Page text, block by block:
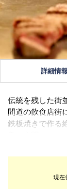
現在
詳細情報
伝統を残した街
間道の飲食店街
鉄板焼きで作る
良い空間でごゆ